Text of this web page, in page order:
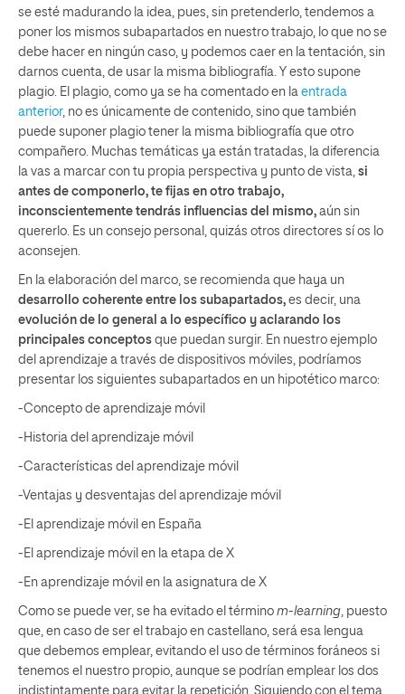
se esté madurando la idea, pues, sin pretenderlo, tendemos a
poner los mismos subapartados en nuestro trabajo, lo que no se
debe hacer en ningún caso, y podemos caer en la tentación, sin
darnos cuenta, de usar la misma bibliografía. Y esto supone
plagio. El plagio, como ya se ha comentado en la entrada
anterior, no es únicamente de contenido, sino que también
puede suponer plagio tener la misma bibliografía que otro
compañero. Muchas temáticas ya están tratadas, la diferencia
la vas a marcar con tu propia perspectiva y punto de vista, si
antes de componerlo, te fijas en otro trabajo,
inconscientemente tendrás influencias del mismo, aún sin
quererlo. Es un consejo personal, quizás otros directores sí os lo
aconsejen.
En la elaboración del marco, se recomienda que haya un
desarrollo coherente entre los subapartados, es decir, una
evolución de lo general a lo específico y aclarando los
principales conceptos que puedan surgir. En nuestro ejemplo
del aprendizaje a través de dispositivos móviles, podríamos
presentar los siguientes subapartados en un hipotético marco:
-Concepto de aprendizaje móvil
-Historia del aprendizaje móvil
-Características del aprendizaje móvil
-Ventajas y desventajas del aprendizaje móvil
-El aprendizaje móvil en España
-El aprendizaje móvil en la etapa de X
-En aprendizaje móvil en la asignatura de X
Como se puede ver, se ha evitado el término m-learning , puesto
que, en caso de ser el trabajo en castellano, será esa lengua
que debemos emplear, evitando el uso de términos foráneos si
tenemos el nuestro propio, aunque se podrían emplear los dos
indistintamente para evitar la repetición. Siguiendo con el tema